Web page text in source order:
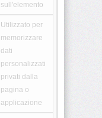
sull'elemento
Utilizzato per
memorizzare
dati
personalizzati
privati dalla
pagina o
applicazione